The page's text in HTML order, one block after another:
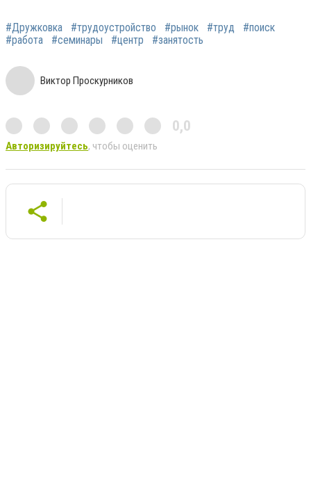
#Дружковка #трудоустройство #рынок #труд
#поиск
#работа
#семинары #центр #занятость
Виктор Проскурников
0,0
Авторизируйтесь, чтобы оценить